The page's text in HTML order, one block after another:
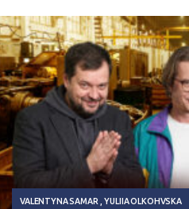
VALENTYNA SAMAR YULIIA OLKOHVSKA